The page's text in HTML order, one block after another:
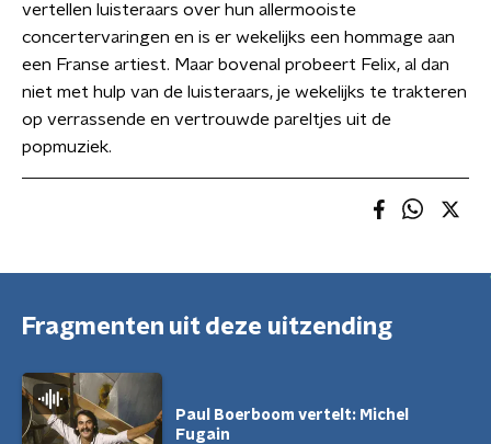
vertellen luisteraars over hun allermooiste
concertervaringen en is er wekelijks een hommage aan
een Franse artiest. Maar bovenal probeert Felix, al dan
niet met hulp van de luisteraars, je wekelijks te trakteren
op verrassende en vertrouwde pareltjes uit de
popmuziek.
Fragmenten uit deze uitzending
Paul Boerboom vertelt: Michel
Fugain